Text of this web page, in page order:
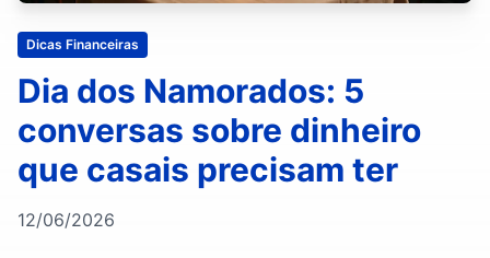
Dicas Financeiras
Dia dos Namorados: 5
conversas sobre dinheiro
que casais precisam ter
12/06/2026